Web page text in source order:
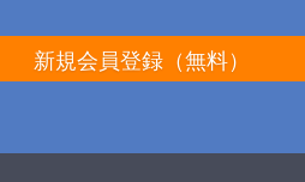
新規会員登録（無料）